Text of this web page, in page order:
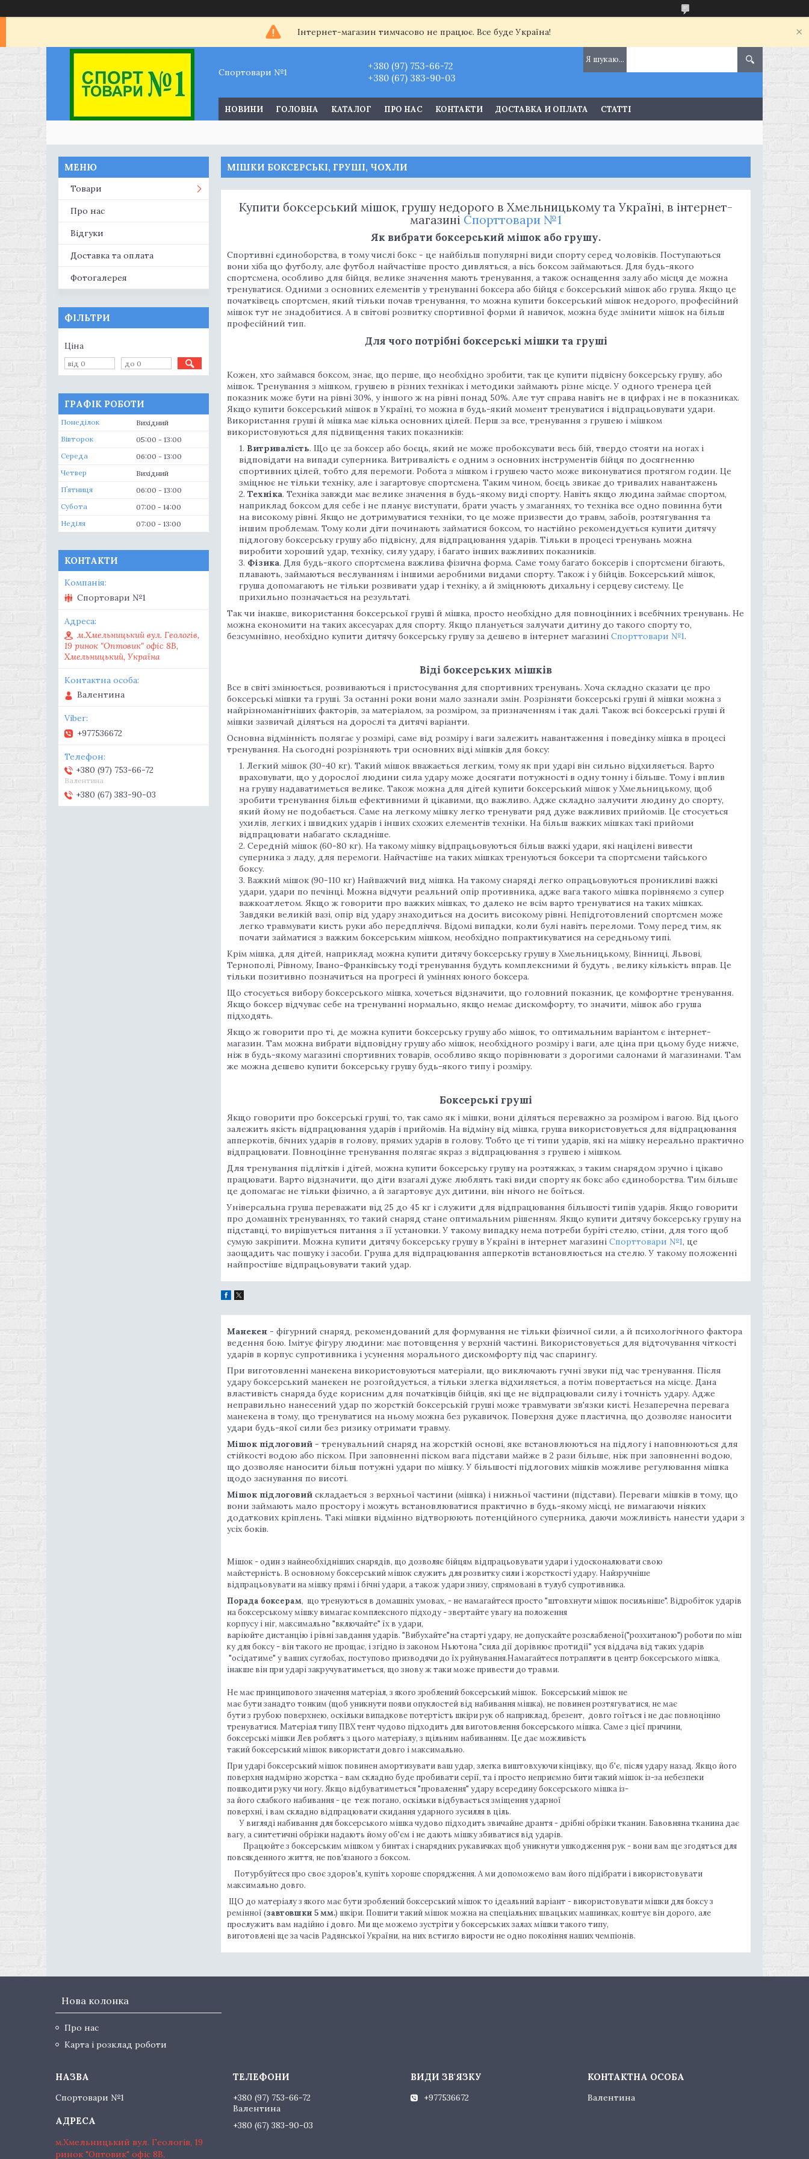
Інтернет-магазин тимчасово не працює. Все буде Україна!
Спортовари №1
+380 (97) 753-66-72
+380 (67) 383-90-03
НОВИНИ ГОЛОВНА КАТАЛОГ ПРО НАС КОНТАКТИ ДОСТАВКА И ОПЛАТА СТАТТІ
МІШКИ БОКСЕРСЬКІ, ГРУШІ, ЧОХЛИ
Купити боксерський мішок, грушу недорого в Хмельницькому та Україні, в інтернет-
магазині Спорттовари №1
Як вибрати боксерський мішок або грушу.
Спортивні єдиноборства, в тому числі бокс - це найбільш популярні види спорту серед чоловіків. Поступаються
вони хіба що футболу, але футбол найчастіше просто дивляться, а вісь боксом займаються. Для будь-якого
спортсмена, особливо для бійця, велике значення мають тренування, а також оснащення залу або місця де можна
тренуватися. Одними з основних елементів у тренуванні боксера або бійця є боксерський мішок або груша. Якщо це
початківець спортсмен, який тільки почав тренування, то можна купити боксерський мішок недорого, професійний
мішок тут не знадобитися. А в світові розвитку спортивної форми й навичок, можна буде змінити мішок на більш
професійний тип.
Для чого потрібні боксерські мішки та груші
Кожен, хто займався боксом, знає, що перше, що необхідно зробити, так це купити підвісну боксерську грушу, або
мішок. Тренування з мішком, грушею в різних техніках і методики займають різне місце. У одного тренера цей
показник може бути на рівні 30%, у іншого ж на рівні понад 50%. Але тут справа навіть не в цифрах і не в показниках.
Якщо купити боксерський мішок в Україні, то можна в будь-який момент тренуватися і відпрацьовувати удари.
Використання груші й мішка має кілька основних цілей. Перш за все, тренування з грушею і мішком
використовуються для підвищення таких показників:
Витривалість. Що це за боксер або боєць, який не може пробоксувати весь бій, твердо стояти на ногах і
відповідати на випади суперника. Витривалість є одним з основних інструментів бійця по досягненню
спортивних цілей, тобто для перемоги. Робота з мішком і грушею часто може виконуватися протягом годин. Це
зміцнює не тільки техніку, але і загартовує спортсмена. Таким чином, боєць звикає до тривалих навантажень
Техніка. Техніка завжди має велике значення в будь-якому виді спорту. Навіть якщо людина займає спортом,
наприклад боксом для себе і не планує виступати, брати участь у змаганнях, то техніка все одно повинна бути
на високому рівні. Якщо не дотримуватися техніки, то це може призвести до травм, забоїв, розтягування та
іншим проблемам. Тому коли діти починають займатися боксом, то настійно рекомендується купити дитячу
підлогову боксерську грушу або підвісну, для відпрацювання ударів. Тільки в процесі тренувань можна
виробити хороший удар, техніку, силу удару, і багато інших важливих показників.
Фізика. Для будь-якого спортсмена важлива фізична форма. Саме тому багато боксерів і спортсмени бігають,
плавають, займаються веслуванням і іншими аеробними видами спорту. Також і у бійців. Боксерський мішок,
груша допомагають не тільки розвивати удар і техніку, а й зміцнюють дихальну і серцеву систему. Це
прихильно позначається на результаті.
Так чи інакше, використання боксерської груші й мішка, просто необхідно для повноцінних і всебічних тренувань. Не
можна економити на таких аксесуарах для спорту. Якщо планується залучати дитину до такого спорту то,
безсумнівно, необхідно купити дитячу боксерську грушу за дешево в інтернет магазині Спорттовари №1.
Віді боксерських мішків
Все в світі змінюється, розвиваються і пристосування для спортивних тренувань. Хоча складно сказати це про
боксерські мішки та груші. За останні роки вони мало зазнали змін. Розрізняти боксерські груші й мішки можна з
найрізноманітніших факторів, за матеріалом, за розміром, за призначенням і так далі. Також всі боксерські груші й
мішки зазвичай діляться на дорослі та дитячі варіанти.
Основна відмінність полягає у розмірі, саме від розміру і ваги залежить навантаження і поведінку мішка в процесі
тренування. На сьогодні розрізняють три основних віді мішків для боксу:
Легкий мішок (30-40 кг). Такий мішок вважається легким, тому як при ударі він сильно відхиляється. Варто
враховувати, що у дорослої людини сила удару може досягати потужності в одну тонну і більше. Тому і вплив
на грушу надаватиметься велике. Також можна для дітей купити боксерський мішок у Хмельницькому, щоб
зробити тренування більш ефективними й цікавими, що важливо. Адже складно залучити людину до спорту,
який йому не подобається. Саме на легкому мішку легко тренувати ряд дуже важливих прийомів. Це стосується
ухилів, легких і швидких ударів і інших схожих елементів техніки. На більш важких мішках такі прийоми
відпрацювати набагато складніше.
Середній мішок (60-80 кг). На такому мішку відпрацьовуються більш важкі удари, які націлені вивести
суперника з ладу, для перемоги. Найчастіше на таких мішках тренуються боксери та спортсмени тайського
боксу.
Важкий мішок (90-110 кг) Найважчий вид мішка. На такому снаряді легко опрацьовуються проникливі важкі
удари, удари по печінці. Можна відчути реальний опір противника, адже вага такого мішка порівняємо з супер
важкоатлетом. Якщо ж говорити про важких мішках, то далеко не всім варто тренуватися на таких мішках.
Завдяки великій вазі, опір від удару знаходиться на досить високому рівні. Непідготовлений спортсмен може
легко травмувати кисть руки або передпліччя. Відомі випадки, коли булі навіть переломи. Тому перед тим, як
почати займатися з важким боксерським мішком, необхідно попрактикуватися на середньому типі.
Крім мішка, для дітей, наприклад можна купити дитячу боксерську грушу в Хмельницькому, Вінниці, Львові,
Тернополі, Рівному, Івано-Франківську тоді тренування будуть комплексними й будуть , велику кількість вправ. Це
тільки позитивно позначиться на прогресі й уміннях юного боксера.
Що стосується вибору боксерського мішка, хочеться відзначити, що головний показник, це комфортне тренування.
Якщо боксер відчуває себе на тренуванні нормально, якщо немає дискомфорту, то значити, мішок або груша
підходять.
Якщо ж говорити про ті, де можна купити боксерську грушу або мішок, то оптимальним варіантом є інтернет-
магазин. Там можна вибрати відповідну грушу або мішок, необхідного розміру і ваги, але ціна при цьому буде нижче,
ніж в будь-якому магазині спортивних товарів, особливо якщо порівнювати з дорогими салонами й магазинами. Там
же можна дешево купити боксерську грушу будь-якого типу і розміру.
Боксерські груші
Якщо говорити про боксерські груші, то, так само як і мішки, вони діляться переважно за розміром і вагою. Від цього
залежить якість відпрацювання ударів і прийомів. На відміну від мішка, груша використовується для відпрацювання
апперкотів, бічних ударів в голову, прямих ударів в голову. Тобто це ті типи ударів, які на мішку нереально практично
відпрацювати. Повноцінне тренування полягає якраз з відпрацювання з грушею і мішком.
Для тренування підлітків і дітей, можна купити боксерську грушу на розтяжках, з таким снарядом зручно і цікаво
працювати. Варто відзначити, що діти взагалі дуже люблять такі види спорту як бокс або єдиноборства. Тим більше
це допомагає не тільки фізично, а й загартовує дух дитини, він нічого не боїться.
Універсальна груша переважати від 25 до 45 кг і служити для відпрацювання більшості типів ударів. Якщо говорити
про домашніх тренуваннях, то такий снаряд стане оптимальним рішенням. Якщо купити дитячу боксерську грушу на
підставці, то вирішується питання з її установки. У такому випадку нема потреби буріті стелю, стіни, для того щоб
сумую закріпити. Можна купити дитячу боксерську грушу в Україні в інтернет магазині Спорттовари №1, це
заощадить час пошуку і засоби. Груша для відпрацювання апперкотів встановлюється на стелю. У такому положенні
найпростіше відпрацьовувати такий удар.
Манекен - фігурний снаряд, рекомендований для формування не тільки фізичної сили, а й психологічного фактора
ведення бою. Імітує фігуру людини: має потовщення у верхній частині. Використовується для відточування чіткості
ударів в корпус супротивника і усунення морального дискомфорту під час спарингу.
При виготовленні манекена використовуються матеріали, що виключають гучні звуки під час тренування. Після
удару боксерський манекен не розгойдується, а тільки злегка відхиляється, а потім повертається на місце. Дана
властивість снаряда буде корисним для початківців бійців, які ще не відпрацювали силу і точність удару. Адже
неправильно нанесений удар по жорсткій боксерській груші може травмувати зв'язки кисті. Незаперечна перевага
манекена в тому, що тренуватися на ньому можна без рукавичок. Поверхня дуже пластична, що дозволяє наносити
удари будь-якої сили без ризику отримати травму.
Мішок підлоговий - тренувальний снаряд на жорсткій основі, яке встановлюються на підлогу і наповнюються для
стійкості водою або піском. При заповненні піском вага підстави майже в 2 рази більше, ніж при заповненні водою,
що дозволяє наносити більш потужні удари по мішку. У більшості підлогових мішків можливе регулювання мішка
щодо заснування по висоті.
Мішок підлоговий складається з верхньої частини (мішка) і нижньої частини (підстави). Переваги мішків в тому, що
вони займають мало простору і можуть встановлюватися практично в будь-якому місці, не вимагаючи ніяких
додаткових кріплень. Такі мішки відмінно відтворюють потенційного суперника, даючи можливість нанести удари з
усіх боків.
Мішок - один з найнеобхідніших снарядів, що дозволяє бійцям відпрацьовувати удари і удосконалювати свою
майстерність. В основному боксерський мішок служить для розвитку сили і жорсткості удару. Найзручніше
відпрацьовувати на мішку прямі і бічні удари, а також удари знизу, спрямовані в тулуб супротивника.
Порада боксерам, що тренуються в домашніх умовах, - не намагайтеся просто "штовхнути мішок посильніше". Відробіток ударів
на боксерському мішку вимагає комплексного підходу - звертайте увагу на положення
корпусу і ніг, максимально "включайте" їх в удари,
варіюйте дистанцію і рівні завдання ударів. "Вибухайте"на старті удару, не допускайте розслабленої("розхитаною") роботи по міш
ку для боксу - він такого не прощає, і згідно із законом Ньютона "сила дії дорівнює протидії" уся віддача від таких ударів
"осідатиме" у ваших суглобах, поступово призводячи до їх руйнування.Намагайтеся потрапляти в центр боксерського мішка,
інакше він при ударі закручуватиметься, що знову ж таки може привести до травми.
Не має принципового значення матеріал, з якого зроблений боксерський мішок. Боксерський мішок не
має бути занадто тонким (щоб уникнути появи опуклостей від набивання мішка), не повинен розтягуватися, не має
бути з грубою поверхнею, оскільки випадкове потертість шкіри рук об наприклад, брезент, довго гоїться і не дає повноцінно
тренуватися. Матеріал типу ПВХ тент чудово підходить для виготовлення боксерського мішка. Саме з цієї причини,
боксерські мішки Лев роблять з цього матеріалу, з щільним набиванням. Це дає можливість
такий боксерський мішок використати довго і максимально.
При ударі боксерський мішок повинен амортизувати ваш удар, злегка виштовхуючи кінцівку, що б'є, після удару назад. Якщо його
поверхня надмірно жорстка - вам складно буде пробивати серії, та і просто неприємно бити такий мішок із-за небезпеки
пошкодити руку чи ногу. Якщо відбуватиметься "провалення" удару всередину боксерського мішка із-
за його слабкого набивання - це теж погано, оскільки відбувається зміщення ударної
поверхні, і вам складно відпрацювати скидання ударного зусилля в ціль.
У вигляді набивання для боксерського мішка чудово підходить звичайне дрантя - дрібні обрізки тканин. Бавовняна тканина дає
вагу, а синтетичні обрізки надають йому об'єм і не дають мішку збиватися від ударів.
Працюйте з боксерським мішком у бинтах і снарядних рукавичках щоб уникнути ушкодження рук - вони вам ще згодяться для
повсякденного життя, не пов'язаного з боксом.
Потурбуйтеся про своє здоров'я, купіть хороше спорядження. А ми допоможемо вам його підібрати і використовувати
максимально довго.
ЩО до матеріалу з якого має бути зроблений боксерський мішок то ідеальний варіант - використовувати мішки для боксу з
ремінної (завтовшки 5 мм.) шкіри. Пошити такий мішок можна на спеціальних швацьких машинках, коштує він дорого, але
прослужить вам надійно і довго. Ми ще можемо зустріти у боксерських залах мішки такого типу,
виготовлені ще за часів Радянської України, на них встигло вирости не одно покоління наших чемпіонів.
Товари
Про нас
Відгуки
Доставка та оплата
Фотогалерея
ФІЛЬТРИ
Ціна
ГРАФІК РОБОТИ
Понеділок
Вихідний
Вівторок
05:00
13:00
Середа
06:00
13:00
Четвер
Вихідний
Пʼятниця
06:00
13:00
Субота
07:00
14:00
Неділя
07:00 13:00
КОНТАКТИ
Спортовари №1
м.Хмельницький вул. Геологів,
19 ринок "Оптовик" офіс 8В,
Хмельницький, Україна
Валентина
+977536672
+380 (97) 753-66-72
Валентина
+380 (67) 383-90-03
Нова колонка
Про нас
Карта і розклад роботи
Спортовари №1
м.Хмельницький вул. Геологів, 19
ринок "Оптовик" офіс 8В,
+380 (97) 753-66-72
Валентина
+380 (67) 383-90-03
+977536672 Валентина